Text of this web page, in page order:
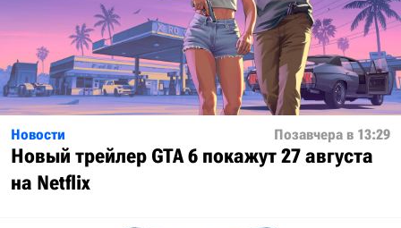
Новости Позавчера в 13:29
Новый трейлер GTA 6 покажут 27 августа
на Netflix